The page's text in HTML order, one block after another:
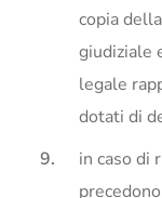
copia
giudiziale
legale
dotati di
in caso di